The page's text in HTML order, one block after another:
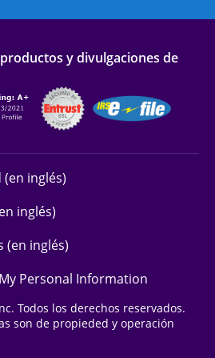
y divulgaciones de
inglés)
inglés)
(en inglés)
Personal Information
Todos los derechos reservados.
son de propieded y operación